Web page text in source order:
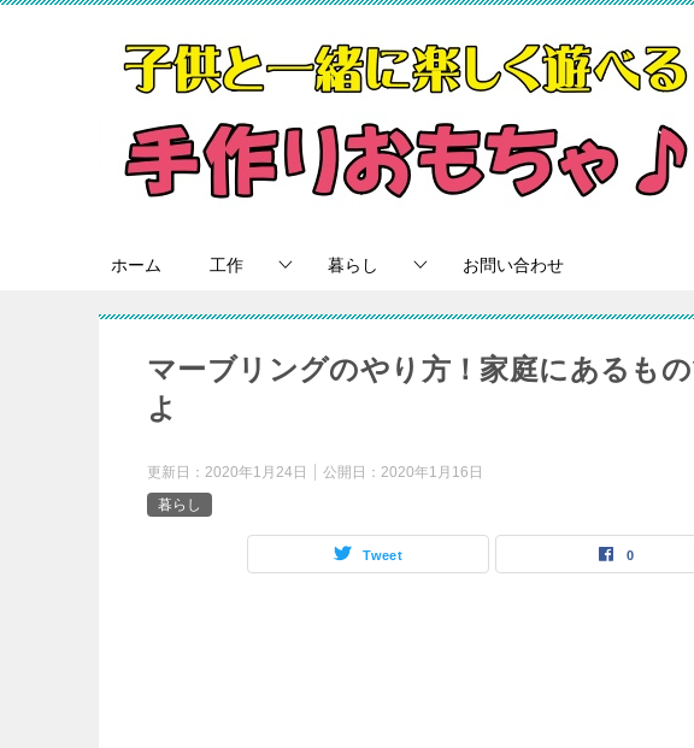
ホーム 工作 暮らし お問い合わせ
マーブリングのやり方！家庭にあるも
よ
更新日： 2020年1月24日 公開日： 2020年1月16日
暮らし
Tweet 0